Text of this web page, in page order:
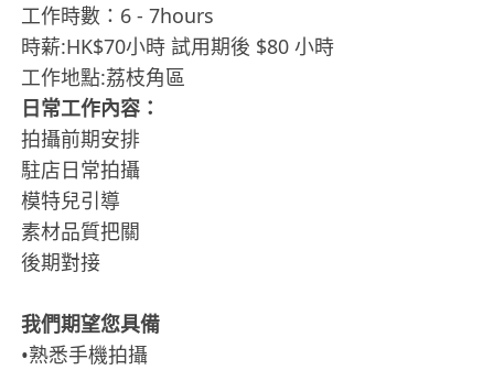
工作時數：6 - 7hours
時薪:HK$70小時 試用期後 $80 小時
工作地點:荔枝角區
日常工作內容：
拍攝前期安排
駐店日常拍攝
模特兒引導
素材品質把關
後期對接
我們期望您具備
•熟悉手機拍攝